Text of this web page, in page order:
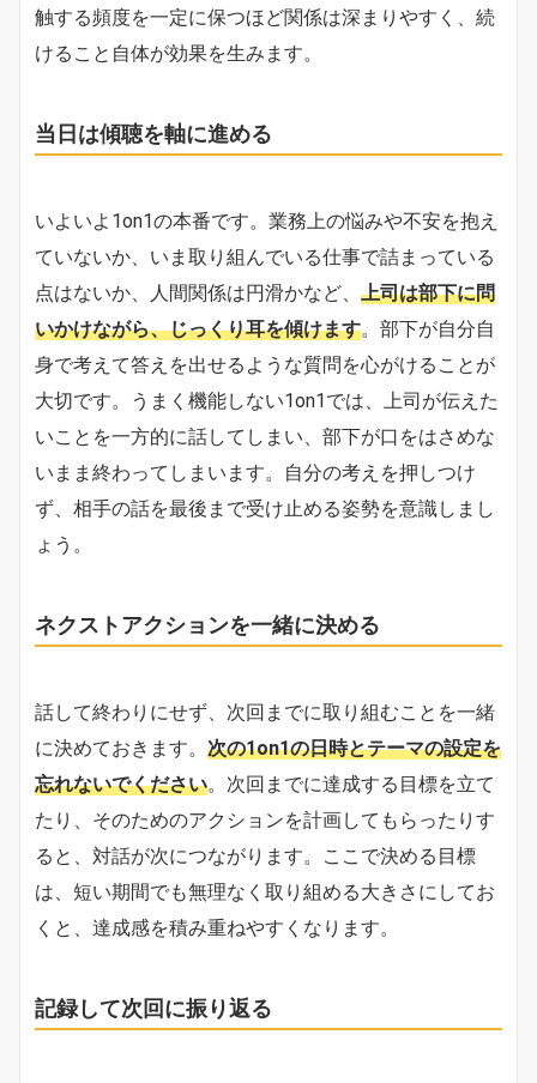
触する頻度を一定に保つほど関係は深まりやすく、続
けること自体が効果を生みます。
当日は傾聴を軸に進める
いよいよ1on1の本番です。業務上の悩みや不安を抱え
ていないか、いま取り組んでいる仕事で詰まっている
点はないか、人間関係は円滑かなど、 上司は部下に問
いかけながら、じっくり耳を傾けます。部下が自分自
身で考えて答えを出せるような質問を心がけることが
大切です。うまく機能しない1on1では、上司が伝えた
いことを一方的に話してしまい、部下が口をはさめな
いまま終わってしまいます。自分の考えを押しつけ
ず、相手の話を最後まで受け止める姿勢を意識しまし
ょう。
ネクストアクションを一緒に決める
話して終わりにせず、次回までに取り組むことを一緒
に決めておきます。 次の1on1の日時とテーマの設定を
忘れないでください。次回までに達成する目標を立て
たり、そのためのアクションを計画してもらったりす
ると、対話が次につながります。ここで決める目標
は、短い期間でも無理なく取り組める大きさにしてお
くと、達成感を積み重ねやすくなります。
記録して次回に振り返る